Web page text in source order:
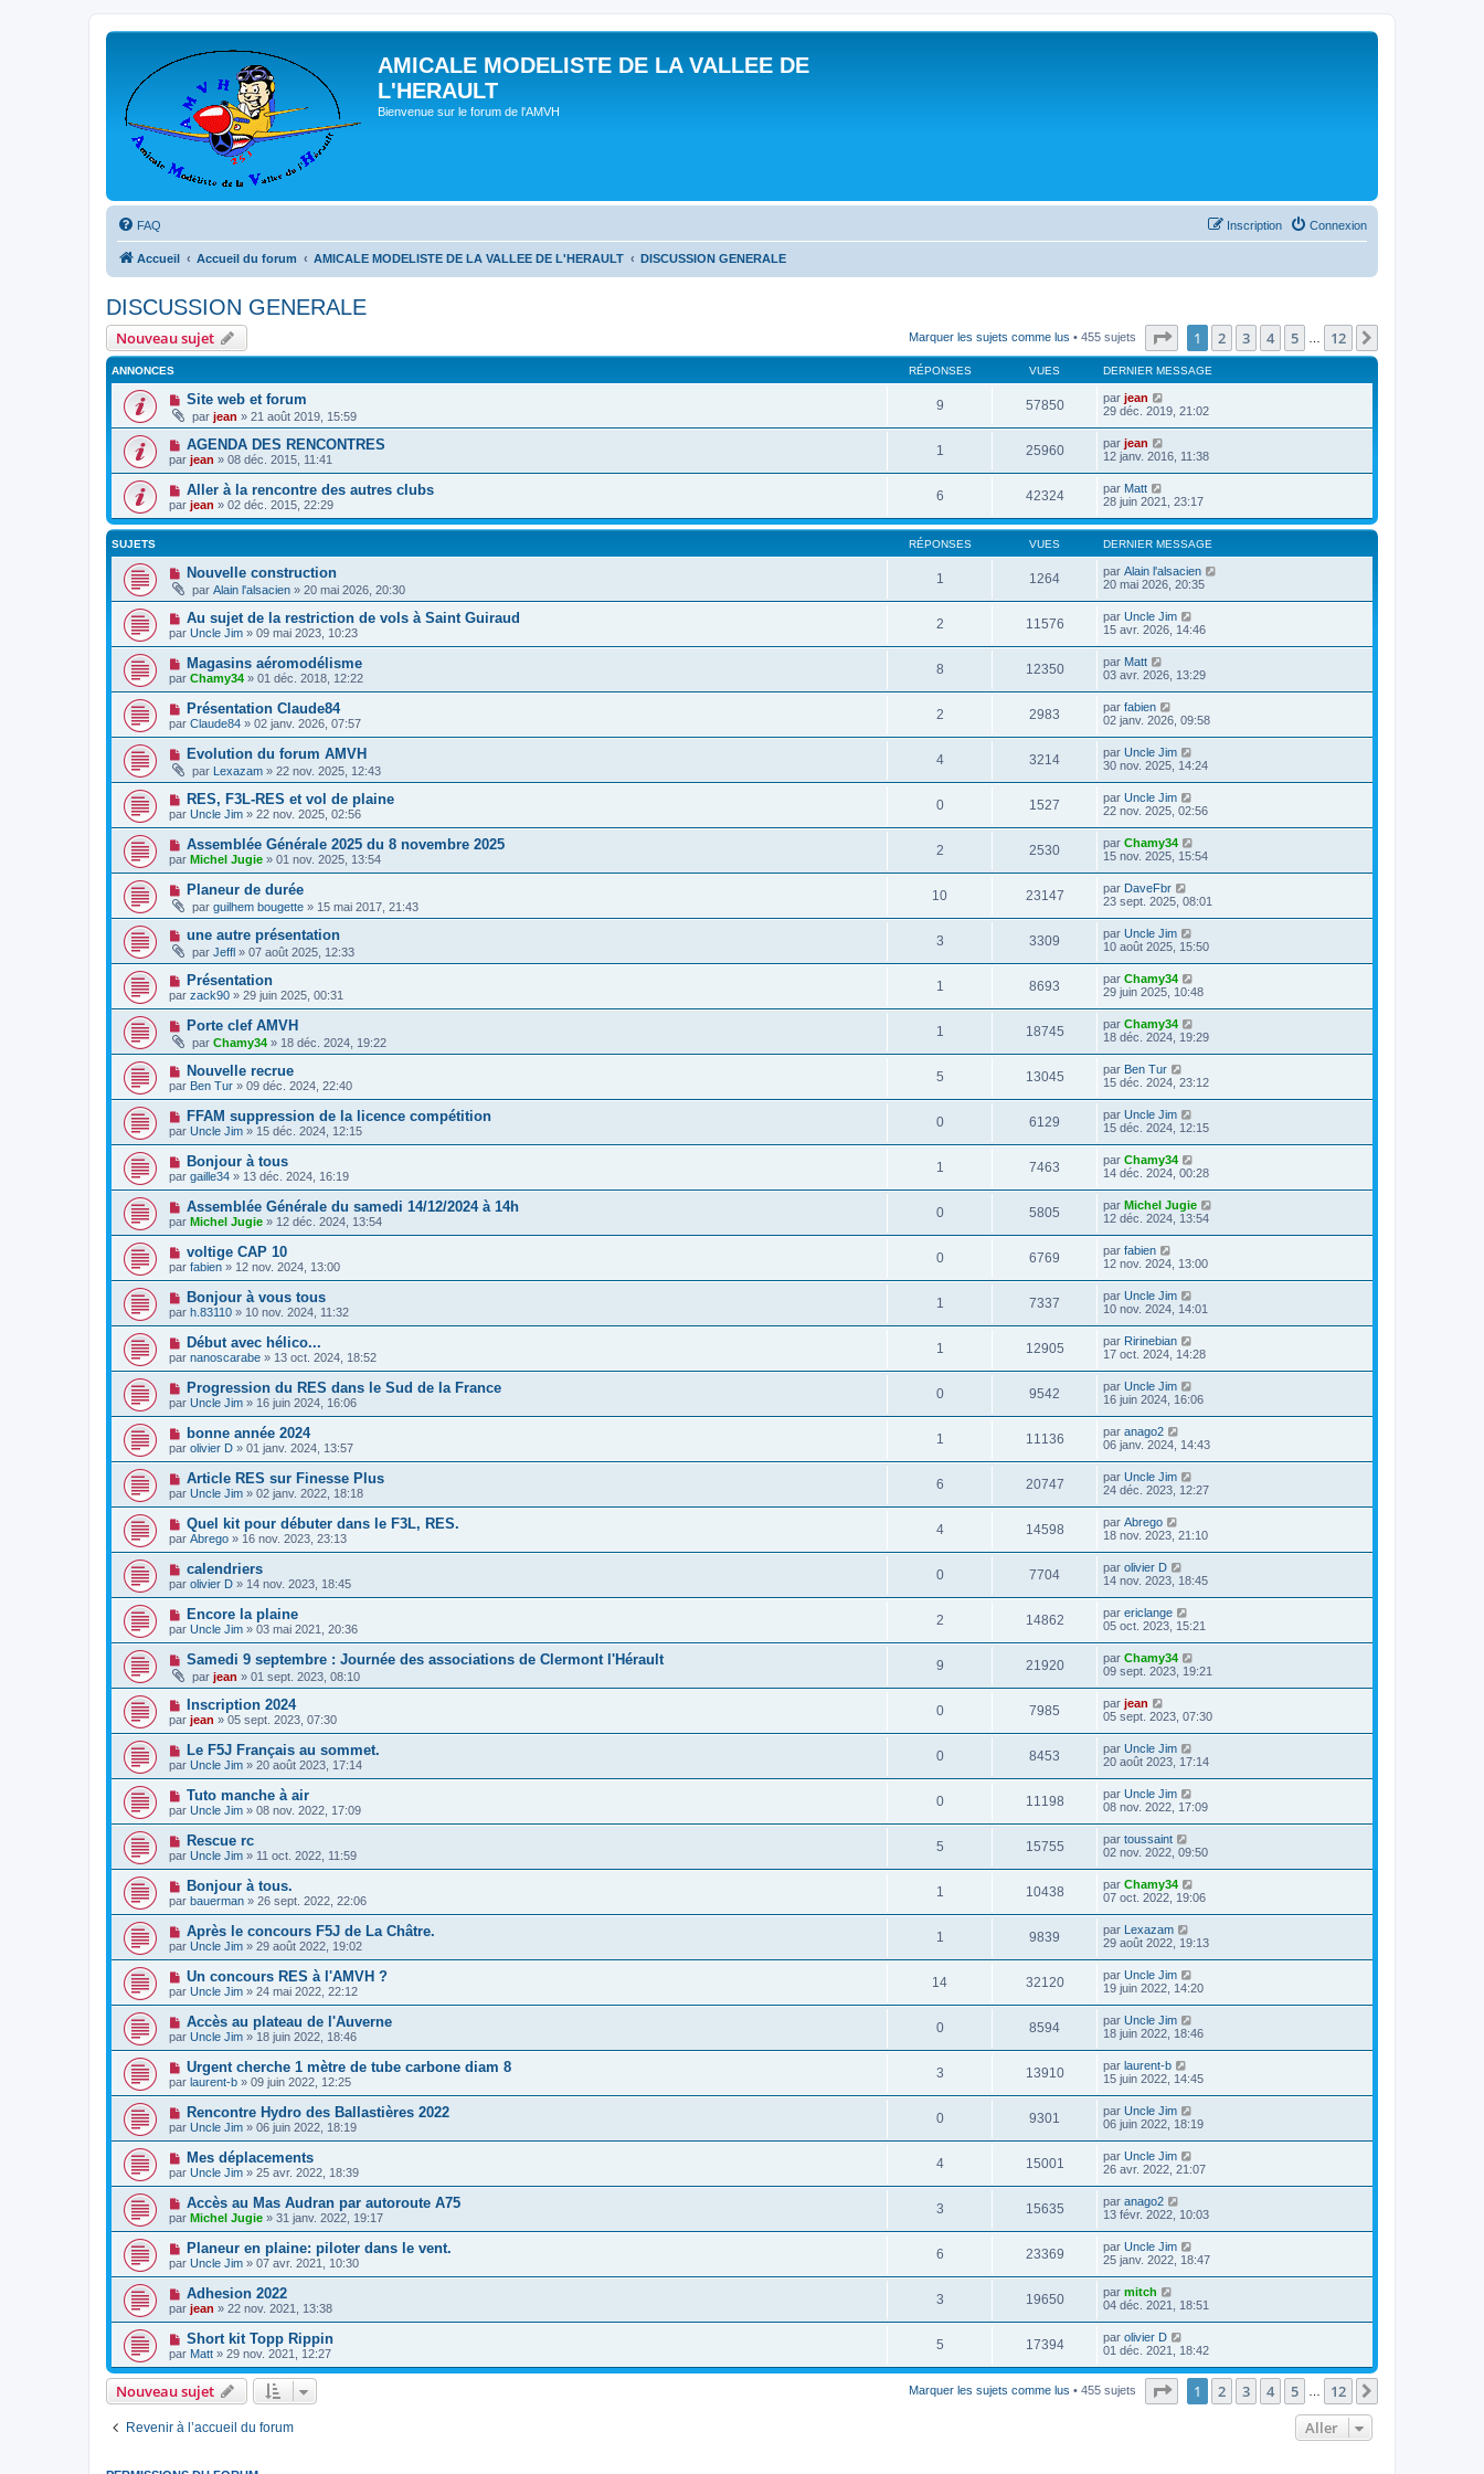
AMICALE MODELISTE DE LA VALLEE DE
L'HERAULT
Bienvenue sur le forum de l'AMVH
FAQ Connexion
Inscription
Accueil Accueil du forum AMICALE MODELISTE DE LA VALLEE DE L'HERAULT DISCUSSION GENERALE
DISCUSSION GENERALE
Nouveau sujet Marquer les sujets comme lus • 455 sujets Page sur12
1 2 3 4 5 12
ANNONCES RÉPONSES VUES DERNIER MESSAGE
Site web et forum
par jean » 21 août 2019, 15:59
9 57850 par jean
29 déc. 2019, 21:02
AGENDA DES RENCONTRES
par jean » 08 déc. 2015, 11:41
1 25960 par jean
12 janv. 2016, 11:38
Aller à la rencontre des autres clubs
par jean » 02 déc. 2015, 22:29
6 42324 par Matt
28 juin 2021, 23:17
SUJETS RÉPONSES VUES DERNIER MESSAGE
Nouvelle construction
par Alain l'alsacien » 20 mai 2026, 20:30
1 1264 par Alain l'alsacien
20 mai 2026, 20:35
Au sujet de la restriction de vols à Saint Guiraud
par Uncle Jim » 09 mai 2023, 10:23
2 11576 par Uncle Jim
15 avr. 2026, 14:46
Magasins aéromodélisme
par Chamy34 » 01 déc. 2018, 12:22
8 12350 par Matt
03 avr. 2026, 13:29
Présentation Claude84
par Claude84 » 02 janv. 2026, 07:57
2 2983 par fabien
02 janv. 2026, 09:58
Evolution du forum AMVH
par Lexazam » 22 nov. 2025, 12:43
4 3214 par Uncle Jim
30 nov. 2025, 14:24
RES, F3L-RES et vol de plaine
par Uncle Jim » 22 nov. 2025, 02:56
0 1527 par Uncle Jim
22 nov. 2025, 02:56
Assemblée Générale 2025 du 8 novembre 2025
par Michel Jugie » 01 nov. 2025, 13:54
2 2530 par Chamy34
15 nov. 2025, 15:54
Planeur de durée
par guilhem bougette » 15 mai 2017, 21:43
10 23147 par DaveFbr
23 sept. 2025, 08:01
une autre présentation
par Jeffl » 07 août 2025, 12:33
3 3309 par Uncle Jim
10 août 2025, 15:50
Présentation
par zack90 » 29 juin 2025, 00:31
1 8693 par Chamy34
29 juin 2025, 10:48
Porte clef AMVH
par Chamy34 » 18 déc. 2024, 19:22
1 18745 par Chamy34
18 déc. 2024, 19:29
Nouvelle recrue
par Ben Tur » 09 déc. 2024, 22:40
5 13045 par Ben Tur
15 déc. 2024, 23:12
FFAM suppression de la licence compétition
par Uncle Jim » 15 déc. 2024, 12:15
0 6129 par Uncle Jim
15 déc. 2024, 12:15
Bonjour à tous
par gaille34 » 13 déc. 2024, 16:19
1 7463 par Chamy34
14 déc. 2024, 00:28
Assemblée Générale du samedi 14/12/2024 à 14h
par Michel Jugie » 12 déc. 2024, 13:54
0 5805 par Michel Jugie
12 déc. 2024, 13:54
voltige CAP 10
par fabien » 12 nov. 2024, 13:00
0 6769 par fabien
12 nov. 2024, 13:00
Bonjour à vous tous
par h.83110 » 10 nov. 2024, 11:32
1 7337 par Uncle Jim
10 nov. 2024, 14:01
Début avec hélico...
par nanoscarabe » 13 oct. 2024, 18:52
1 12905 par Ririnebian
17 oct. 2024, 14:28
Progression du RES dans le Sud de la France
par Uncle Jim » 16 juin 2024, 16:06
0 9542 par Uncle Jim
16 juin 2024, 16:06
bonne année 2024
par olivier D » 01 janv. 2024, 13:57
1 11136 par anago2
06 janv. 2024, 14:43
Article RES sur Finesse Plus
par Uncle Jim » 02 janv. 2022, 18:18
6 20747 par Uncle Jim
24 déc. 2023, 12:27
Quel kit pour débuter dans le F3L, RES.
par Abrego » 16 nov. 2023, 23:13
4 14598 par Abrego
18 nov. 2023, 21:10
calendriers
par olivier D » 14 nov. 2023, 18:45
0 7704 par olivier D
14 nov. 2023, 18:45
Encore la plaine
par Uncle Jim » 03 mai 2021, 20:36
2 14862 par ericlange
05 oct. 2023, 15:21
Samedi 9 septembre : Journée des associations de Clermont l'Hérault
par jean » 01 sept. 2023, 08:10
9 21920 par Chamy34
09 sept. 2023, 19:21
Inscription 2024
par jean » 05 sept. 2023, 07:30
0 7985 par jean
05 sept. 2023, 07:30
Le F5J Français au sommet.
par Uncle Jim » 20 août 2023, 17:14
0 8453 par Uncle Jim
20 août 2023, 17:14
Tuto manche à air
par Uncle Jim » 08 nov. 2022, 17:09
0 11198 par Uncle Jim
08 nov. 2022, 17:09
Rescue rc
par Uncle Jim » 11 oct. 2022, 11:59
5 15755 par toussaint
02 nov. 2022, 09:50
Bonjour à tous.
par bauerman » 26 sept. 2022, 22:06
1 10438 par Chamy34
07 oct. 2022, 19:06
Après le concours F5J de La Châtre.
par Uncle Jim » 29 août 2022, 19:02
1 9839 par Lexazam
29 août 2022, 19:13
Un concours RES à l'AMVH ?
par Uncle Jim » 24 mai 2022, 22:12
14 32120 par Uncle Jim
19 juin 2022, 14:20
Accès au plateau de l'Auverne
par Uncle Jim » 18 juin 2022, 18:46
0 8594 par Uncle Jim
18 juin 2022, 18:46
Urgent cherche 1 mètre de tube carbone diam 8
par laurent-b » 09 juin 2022, 12:25
3 13910 par laurent-b
15 juin 2022, 14:45
Rencontre Hydro des Ballastières 2022
par Uncle Jim » 06 juin 2022, 18:19
0 9301 par Uncle Jim
06 juin 2022, 18:19
Mes déplacements
par Uncle Jim » 25 avr. 2022, 18:39
4 15001 par Uncle Jim
26 avr. 2022, 21:07
Accès au Mas Audran par autoroute A75
par Michel Jugie » 31 janv. 2022, 19:17
3 15635 par anago2
13 févr. 2022, 10:03
Planeur en plaine: piloter dans le vent.
par Uncle Jim » 07 avr. 2021, 10:30
6 23369 par Uncle Jim
25 janv. 2022, 18:47
Adhesion 2022
par jean » 22 nov. 2021, 13:38
3 19650 par mitch
04 déc. 2021, 18:51
Short kit Topp Rippin
par Matt » 29 nov. 2021, 12:27
5 17394 par olivier D
01 déc. 2021, 18:42
Nouveau sujet Marquer les sujets comme lus • 455 sujets Page sur12
1 2 3 4 5 12
Revenir à l’accueil du forum Aller